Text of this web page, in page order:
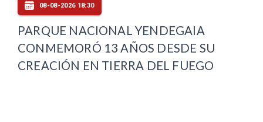
08-08-2026 18:30
PARQUE NACIONAL YENDEGAIA
CONMEMORÓ 13 AÑOS DESDE SU
CREACIÓN EN TIERRA DEL FUEGO